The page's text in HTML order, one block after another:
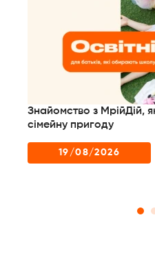
Знайомство з МрійДій,
сімейну пригоду
19/08/2026